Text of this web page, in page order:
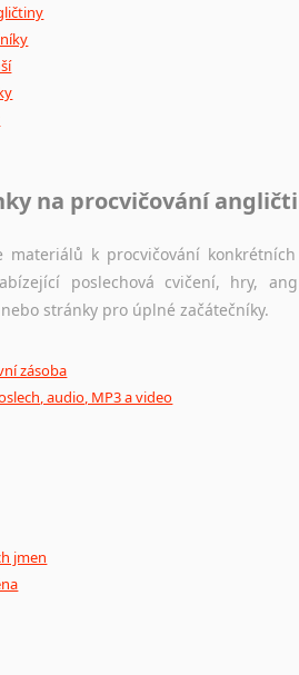
na procvičování
materiálů k procvičování
poslechová cvičení, hry,
stránky pro úplné začátečníky.
zásoba
audio, MP3 a video
jmen